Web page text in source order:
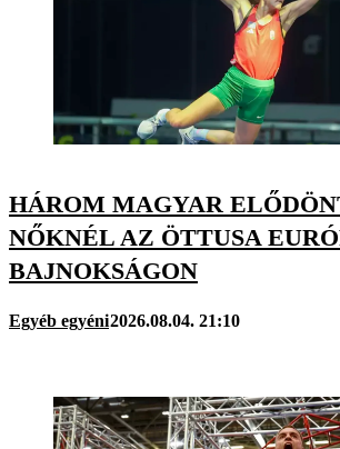
HÁROM MAGYAR
NŐKNÉL AZ ÖTTUSA
BAJNOKSÁGON
Egyéb egyéni2026.08.04. 21:10